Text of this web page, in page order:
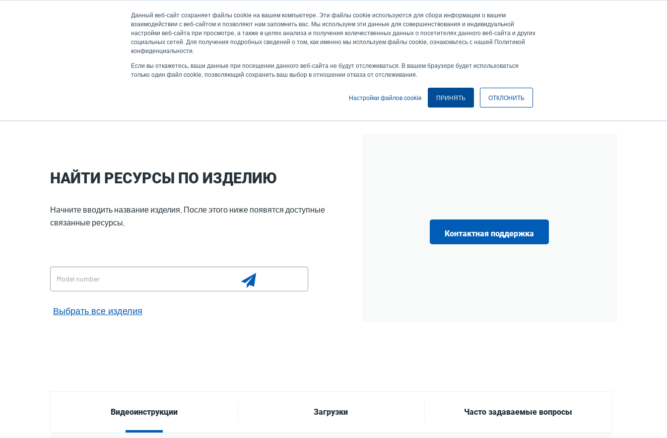
Данный веб-сайт сохраняет файлы cookie на вашем компьютере. Эти файлы cookie используются для сбора информации о вашем
взаимодействии с веб-сайтом и позволяют нам запомнить вас. Мы используем эти данные для совершенствования и индивидуальной
настройки веб-сайта при просмотре, а также в целях анализа и получения количественных данных о посетителях данного веб-сайта и других
социальных сетей. Для получения подробных сведений о том, как именно мы используем файлы cookie, ознакомьтесь с нашей Политикой
конфиденциальности.
Если вы откажетесь, ваши данные при посещении данного веб-сайта не будут отслеживаться. В вашем браузере будет использоваться
только один файл cookie, позволяющий сохранить ваш выбор в отношении отказа от отслеживания.
Настройки файлов cookie ПРИНЯТЬ ОТКЛОНИТЬ
User
account
menu
Новости и события Компания
User
Anonymous
Войти / Зарегистрироваться
Продукты
Header
Контактная поддержка
НАЙТИ РЕСУРСЫ ПО ИЗДЕЛИЮ
Начните вводить название изделия. После этого ниже появятся доступные
связанные ресурсы.
Выбрать все изделия
Видеоинструкции Загрузки Часто задаваемые вопросы